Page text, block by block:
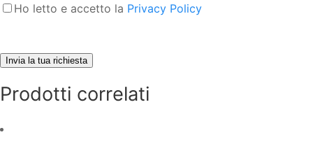
Ho letto e accetto la Privacy Policy
Prodotti correlati